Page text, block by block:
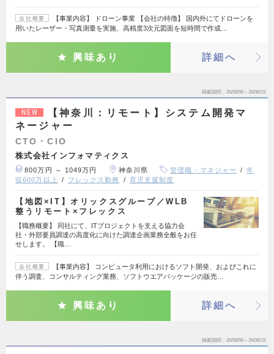
会社概要
【事業内容】 ドローン事業 【会社の特徴】 国内外にてドローンを
用いたレーザー・写真測量を実施、高精度3次元図面を短時間で作成…
興味あり 詳細へ
掲載期間 26/08/06～26/08/19
NEW
【神奈川：リモート】システム開発マ
ネージャー
CTO・CIO
株式会社インフォマティクス
800万円 ～ 1049万円 神奈川県 管理職・マネジャー
年
収600万以上
フレックス勤務 育児支援制度
【地図×IT】オリックスグループ／WLB
整うリモート×フレックス
【職務概要】 同社にて、ITプロジェクトを支える協力会
社・外部要員調達の高度化に向けた調達企画業務全般をお任
せします。 【職…
会社概要
【事業内容】 コンピュータ利用におけるソフト開発、およびこれに
伴う調査、コンサルティング業務、ソフトウエアパッケージの販売…
興味あり 詳細へ
掲載期間 26/08/06～26/08/19